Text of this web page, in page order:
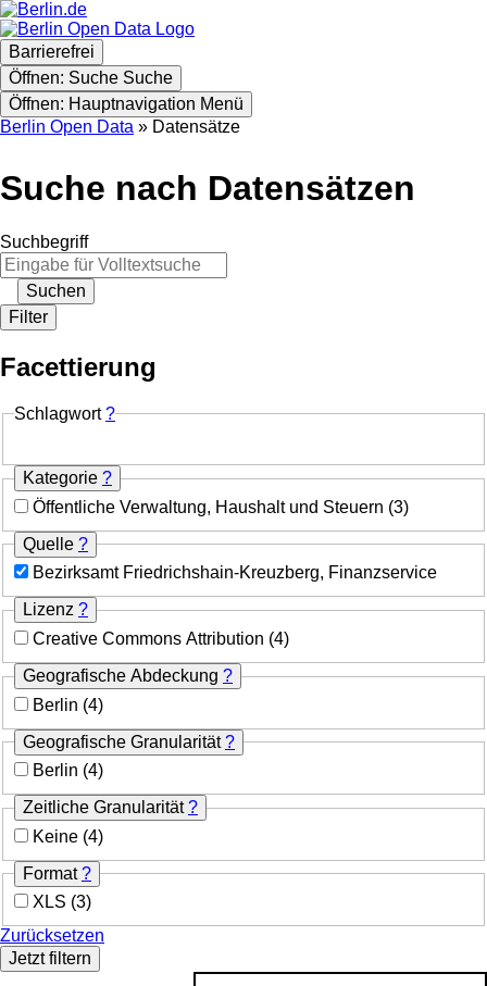
Skip
to
main
content
Barrierefrei
Öffnen: Suche Suche
Öffnen: Hauptnavigation Menü
Berlin Open Data
Datensätze
Suche nach Datensätzen
Suchbegriff
Suchen
Filter
Facettierung
Schlagwort ?
Kategorie ?
Öffentliche Verwaltung, Haushalt und Steuern (3)
Quelle ?
Bezirksamt Friedrichshain-Kreuzberg, Finanzservice
Lizenz ?
Creative Commons Attribution (4)
Geografische Abdeckung ?
Berlin (4)
Geografische Granularität ?
Berlin (4)
Zeitliche Granularität ?
Keine (4)
Format ?
XLS (3)
Zurücksetzen
Jetzt filtern